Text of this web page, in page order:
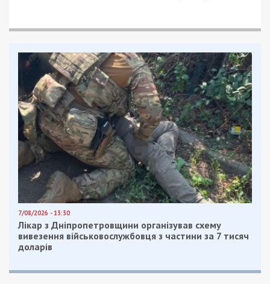
7/08/2026 - 13:30
Лікар з Дніпропетровщини організував схему
вивезення військовослужбовця з частини за 7 тисяч
доларів